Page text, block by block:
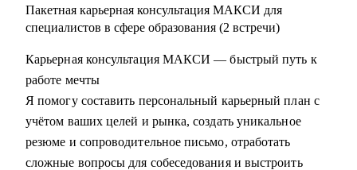
Пакетная карьерная консультация МАКСИ для
специалистов в сфере образования (2 встречи)
Карьерная консультация МАКСИ — быстрый путь к
работе мечты
Я помогу составить персональный карьерный план с
учётом ваших целей и рынка, создать уникальное
резюме и сопроводительное письмо, отработать
сложные вопросы для собеседования и выстроить